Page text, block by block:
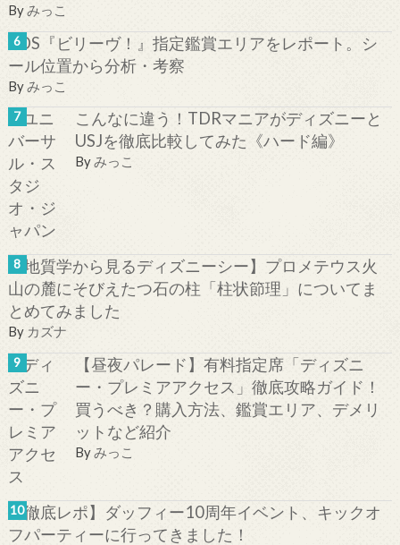
Byみっこ
TDS『ビリーヴ！』指定鑑賞エリアをレポート。シ
ール位置から分析・考察
Byみっこ
こんなに違う！TDRマニアがディズニーと
USJを徹底比較してみた《ハード編》
Byみっこ
【地質学から見るディズニーシー】プロメテウス火
山の麓にそびえたつ石の柱「柱状節理」についてま
とめてみました
By カズナ
【昼夜パレード】有料指定席「ディズニ
ー・プレミアアクセス」徹底攻略ガイド！
買うべき？購入方法、鑑賞エリア、デメリ
ットなど紹介
Byみっこ
【徹底レポ】ダッフィー10周年イベント、キックオ
フパーティーに行ってきました！